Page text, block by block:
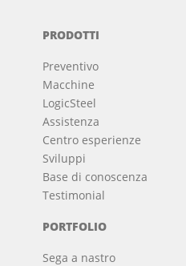
PRODOTTI
Preventivo
Macchine
LogicSteel
Assistenza
Centro esperienze
Sviluppi
Base di conoscenza
Testimonial
PORTFOLIO
Sega a nastro